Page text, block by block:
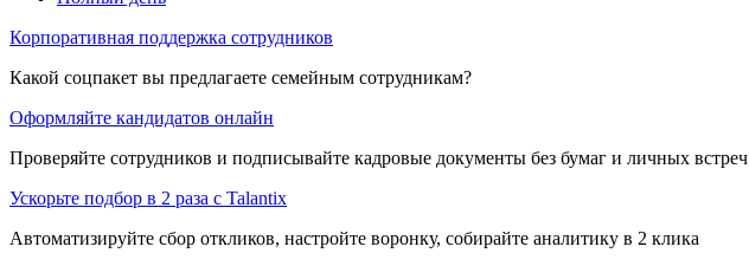
Корпоративная поддержка сотрудников
Какой соцпакет вы предлагаете семейным сотрудникам?
Оформляйте кандидатов онлайн
Проверяйте сотрудников и подписывайте кадровые документы без бумаг и личных встреч
Ускорьте подбор в 2 раза с Talantix
Автоматизируйте сбор откликов, настройте воронку, собирайте аналитику в 2 клика